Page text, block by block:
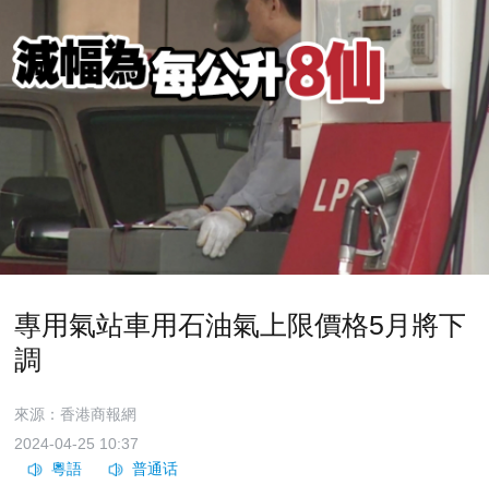
專用氣站車用石油氣上限價格5月將下
調
來源：香港商報網
2024-04-25 10:37